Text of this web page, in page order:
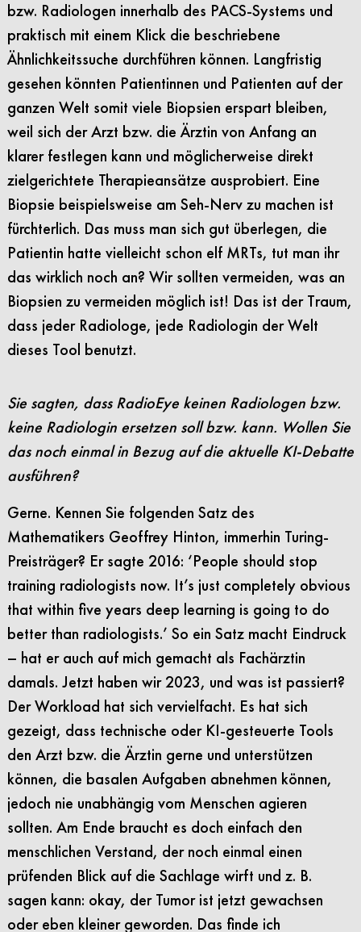
bzw. Radiologen innerhalb des PACS-Systems und
praktisch mit einem Klick die beschriebene
Ähnlichkeitssuche durchführen können. Langfristig
gesehen könnten Patientinnen und Patienten auf der
ganzen Welt somit viele Biopsien erspart bleiben,
weil sich der Arzt bzw. die Ärztin von Anfang an
klarer festlegen kann und möglicherweise direkt
zielgerichtete Therapieansätze ausprobiert. Eine
Biopsie beispielsweise am Seh-Nerv zu machen ist
fürchterlich. Das muss man sich gut überlegen, die
Patientin hatte vielleicht schon elf MRTs, tut man ihr
das wirklich noch an? Wir sollten vermeiden, was an
Biopsien zu vermeiden möglich ist! Das ist der Traum,
dass jeder Radiologe, jede Radiologin der Welt
dieses Tool benutzt.
Sie sagten, dass RadioEye keinen Radiologen bzw.
keine Radiologin ersetzen soll bzw. kann. Wollen Sie
das noch einmal in Bezug auf die aktuelle KI-Debatte
ausführen?
Gerne. Kennen Sie folgenden Satz des
Mathematikers Geoffrey Hinton, immerhin Turing-
Preisträger? Er sagte 2016: ‘People should stop
training radiologists now. It’s just completely obvious
that within five years deep learning is going to do
better than radiologists.’ So ein Satz macht Eindruck
– hat er auch auf mich gemacht als Fachärztin
damals. Jetzt haben wir 2023, und was ist passiert?
Der Workload hat sich vervielfacht. Es hat sich
gezeigt, dass technische oder KI-gesteuerte Tools
den Arzt bzw. die Ärztin gerne und unterstützen
können, die basalen Aufgaben abnehmen können,
jedoch nie unabhängig vom Menschen agieren
sollten. Am Ende braucht es doch einfach den
menschlichen Verstand, der noch einmal einen
prüfenden Blick auf die Sachlage wirft und z. B.
sagen kann: okay, der Tumor ist jetzt gewachsen
oder eben kleiner geworden. Das finde ich